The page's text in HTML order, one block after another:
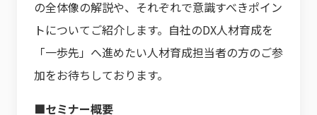
の全体像の解説や、それぞれで意識すべきポイン
トについてご紹介します。自社のDX人材育成を
「一歩先」へ進めたい人材育成担当者の方のご参
加をお待ちしております。
■セミナー概要